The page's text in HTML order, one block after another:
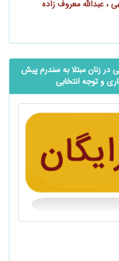
، عبدالله معروف زاده
در زنان مبتلا به سندرم پیش
و توجه انتخابی